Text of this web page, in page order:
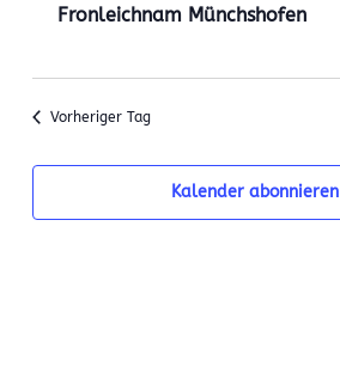
Fronleichnam Münchshofen
Vorheriger Tag
Kalender abonnieren